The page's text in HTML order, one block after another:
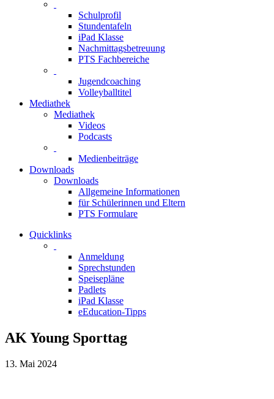
Schulprofil
Stundentafeln
iPad Klasse
Nachmittagsbetreuung
PTS Fachbereiche
Jugendcoaching
Volleyballtitel
Mediathek
Mediathek
Videos
Podcasts
Medienbeiträge
Downloads
Downloads
Allgemeine Informationen
für Schülerinnen und Eltern
PTS Formulare
Quicklinks
Anmeldung
Sprechstunden
Speisepläne
Padlets
iPad Klasse
eEducation-Tipps
AK Young Sporttag
13. Mai 2024